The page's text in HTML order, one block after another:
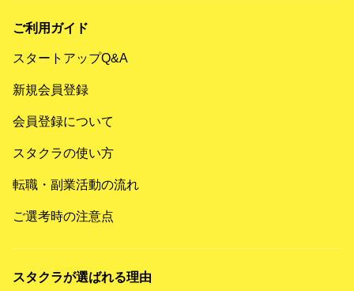
ご利用ガイド
スタートアップQ&A
新規会員登録
会員登録について
スタクラの使い方
転職・副業活動の流れ
ご選考時の注意点
スタクラが選ばれる理由